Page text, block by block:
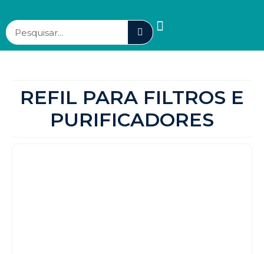
REFIL PARA FILTROS E
PURIFICADORES